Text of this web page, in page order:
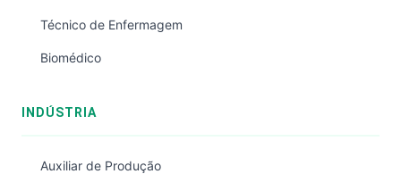
Técnico de Enfermagem
Biomédico
INDÚSTRIA
Auxiliar de Produção